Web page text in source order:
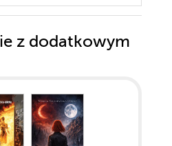
z dodatkowym